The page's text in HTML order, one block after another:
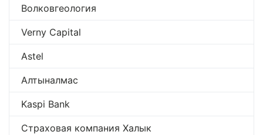
Волковгеология
Verny Capital
Astel
Алтыналмас
Kaspi Bank
Страховая компания Халык